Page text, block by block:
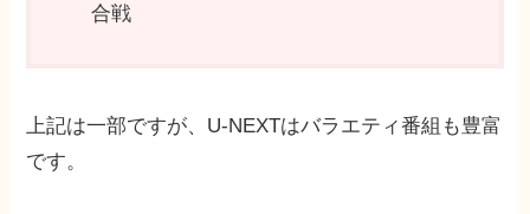
合戦
上記は一部ですが、U-NEXTはバラエティ番組も豊富
です。